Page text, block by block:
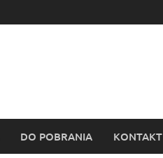
DO POBRANIA KONTAKT